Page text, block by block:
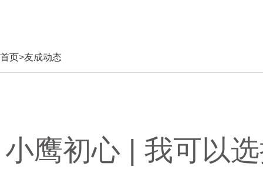
首页>友成动态
小鹰初心 | 我可以